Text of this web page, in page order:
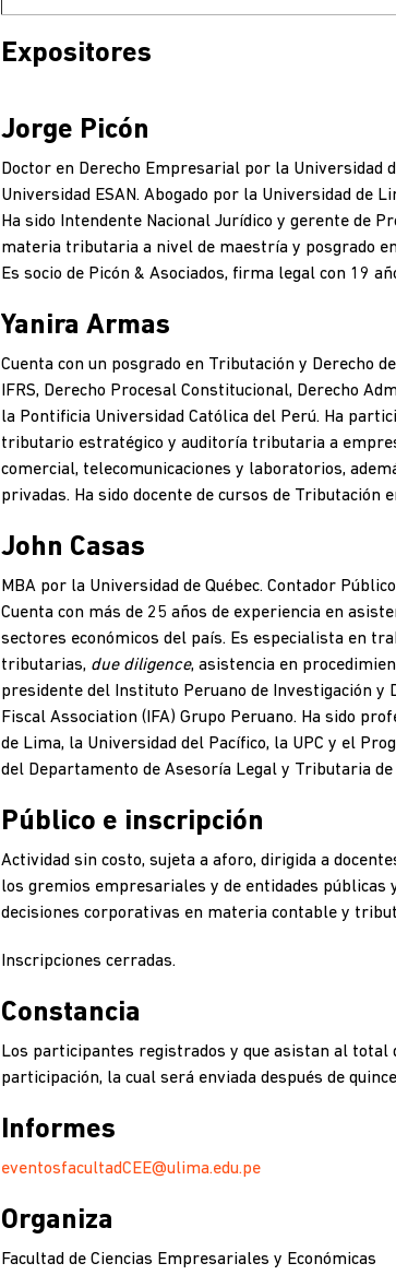
Expositores
Jorge Picón
Doctor en Derecho Empresarial por la
Universidad ESAN. Abogado por la Universidad de
Ha sido Intendente Nacional Jurídico y gerente de
materia tributaria a nivel de maestría y posgrado
Es socio de Picón & Asociados, firma legal con 19
Yanira Armas
Cuenta con un posgrado en Tributación y Derecho
IFRS, Derecho Procesal Constitucional, Derecho
la Pontificia Universidad Católica del Perú. Ha
tributario estratégico y auditoría tributaria a
comercial, telecomunicaciones y laboratorios,
privadas. Ha sido docente de cursos de Tributación
John Casas
MBA por la Universidad de Québec. Contador
Cuenta con más de 25 años de experiencia en
sectores económicos del país. Es especialista en
tributarias, due diligence, asistencia en
presidente del Instituto Peruano de Investigación
Fiscal Association (IFA) Grupo Peruano. Ha sido
de Lima, la Universidad del Pacífico, la UPC y el
del Departamento de Asesoría Legal y Tributaria de
Público e inscripción
Actividad sin costo, sujeta a aforo, dirigida a
los gremios empresariales y de entidades públicas
decisiones corporativas en materia contable y
Inscripciones cerradas.
Constancia
Los participantes registrados y que asistan al
participación, la cual será enviada después de
Informes
eventosfacultadCEE@ulima.edu.pe
Organiza
Facultad de Ciencias Empresariales y Económicas